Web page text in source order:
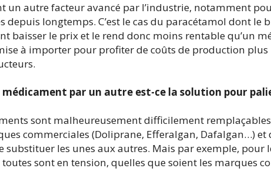
un autre facteur avancé par l’industrie, notamment
depuis longtemps. C’est le cas du paracétamol dont le
baisser le prix et le rend donc moins rentable qu’un
à importer pour profiter de coûts de production
par un autre est-ce la solution pour
sont malheureusement difficilement
commerciales (Doliprane, Efferalgan, Dafalgan…)
substituer les unes aux autres. Mais par exemple,
sont en tension, quelles que soient les marques